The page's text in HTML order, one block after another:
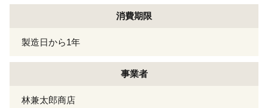
消費期限
製造日から1年
事業者
林兼太郎商店